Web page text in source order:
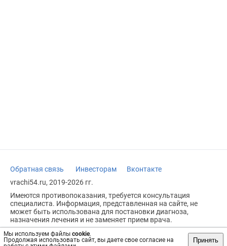
Мы используем файлы cookie.
Продолжая использовать сайт, вы даете свое согласие на
Принять
Обратная связь Инвесторам
Вконтакте
vrachi54.ru, 2019-2026 гг.
Имеются противопоказания, требуется консультация
специалиста. Информация, представленная на сайте, не
может быть использована для постановки диагноза,
назначения лечения и не заменяет прием врача.
Возрастное ограничение: 18+